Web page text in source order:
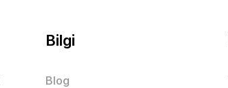
Bilgi
Blog